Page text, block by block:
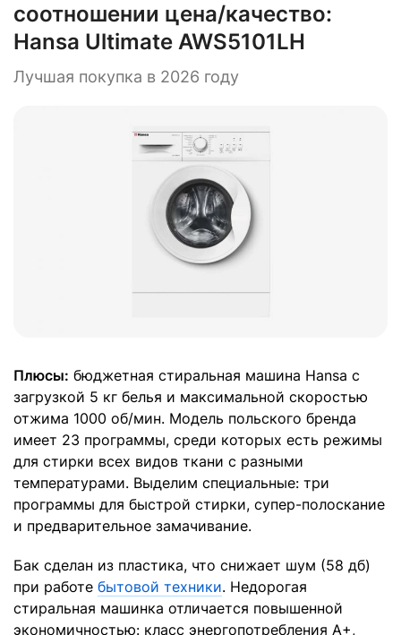
соотношении цена/качество:
Hansa Ultimate AWS5101LH
Лучшая покупка в 2026 году
Плюсы: бюджетная стиральная машина Hansa с
загрузкой 5 кг белья и максимальной скоростью
отжима 1000 об/мин. Модель польского бренда
имеет 23 программы, среди которых есть режимы
для стирки всех видов ткани с разными
температурами. Выделим специальные: три
программы для быстрой стирки, супер-полоскание
и предварительное замачивание.
Бак сделан из пластика, что снижает шум (58 дб)
при работе бытовой техники. Недорогая
стиральная машинка отличается повышенной
экономичностью: класс энергопотребления A+,